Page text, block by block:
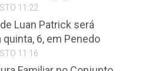
11:22
Luan Patrick será
6, em Penedo
11:16